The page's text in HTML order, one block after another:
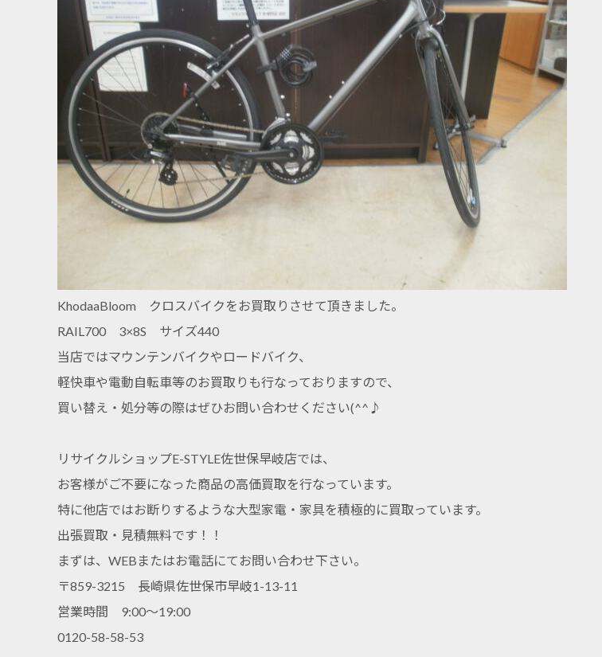
KhodaaBloom クロスバイクをお買取りさせて頂きました。
RAIL700 3×8S サイズ440
当店ではマウンテンバイクやロードバイク、
軽快車や電動自転車等のお買取りも行なっておりますので、
買い替え・処分等の際はぜひお問い合わせください(^^♪
リサイクルショップE-STYLE佐世保早岐店では、
お客様がご不要になった商品の高価買取を行なっています。
特に他店ではお断りするような大型家電・家具を積極的に買取っています。
出張買取・見積無料です！！
まずは、WEBまたはお電話にてお問い合わせ下さい。
〒859-3215 長崎県佐世保市早岐1-13-11
営業時間 9:00～19:00
0120-58-58-53